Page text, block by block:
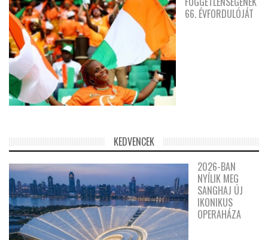
66. ÉVFORDULÓJÁT
KEDVENCEK
2026-BAN
NYÍLIK MEG
SANGHAJ ÚJ
IKONIKUS
OPERAHÁZA